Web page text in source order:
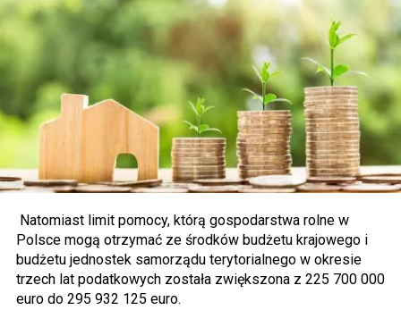
Natomiast limit pomocy, którą gospodarstwa rolne w
Polsce mogą otrzymać ze środków budżetu krajowego i
budżetu jednostek samorządu terytorialnego w okresie
trzech lat podatkowych została zwiększona z 225 700 000
euro do 295 932 125 euro.